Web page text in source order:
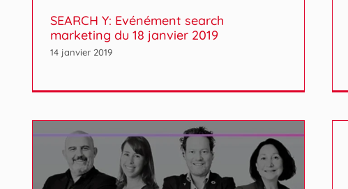
SEARCH Y: Evénément search
marketing du 18 janvier 2019
14 janvier 2019